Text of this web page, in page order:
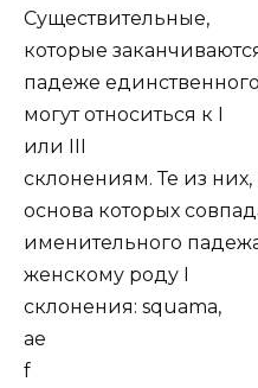
Cуществительные,
которые
падеже
могут относиться к I
или III
склонениям. Те из них,
основа которых
именительного
женскому роду I
склонения: squama,
ae
f